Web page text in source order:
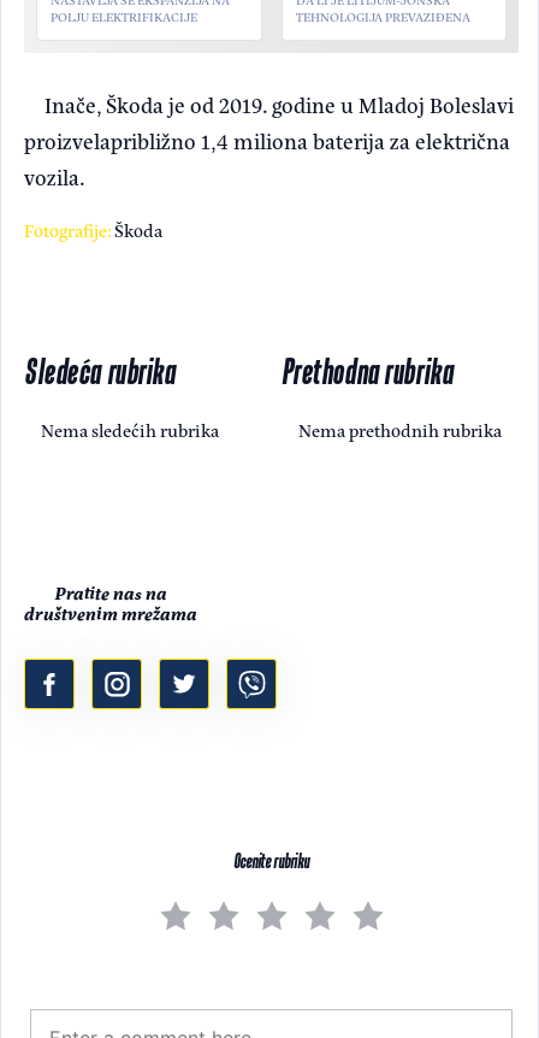
POLJU ELEKTRIFIKACIJE
TEHNOLOGIJA PREVAZIĐENA
Inače, Škoda je od 2019. godine u Mladoj Boleslavi
proizvelapribližno 1,4 miliona baterija za električna
vozila.
Fotografije:Škoda
Sledeća rubrika
Nema sledećih rubrika
Prethodna rubrika
Nema prethodnih rubrika
Pratite nas na
društvenim mrežama
Ocenite rubriku